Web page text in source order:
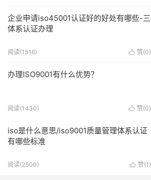
企业申请iso45001认证好的好处有哪些-三
体系认证办理
 赞(0)
阅读(1516)
办理ISO9001有什么优势？
 赞(0)
阅读(1430)
iso是什么意思/iso9001质量管理体系认证
有哪些标准
 赞(1 )
阅读(2500)